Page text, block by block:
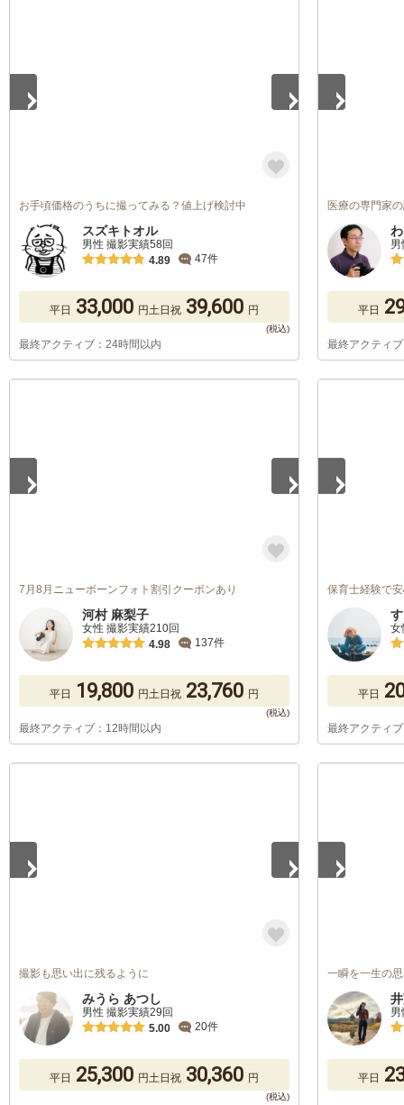
お手頃価格のうちに撮ってみる？値上げ検討中
スズキトオル
男性 撮影実績58回
4.89
47件
平日 33,000 円土日祝 39,600 円
最終アクティブ：24時間以内
医療の専門家
平日
最終アクティ
7月8月ニューボーンフォト割引クーポンあり
河村 麻梨子
女性 撮影実績210回
4.98
137件
平日 19,800 円土日祝 23,760 円
最終アクティブ：12時間以内
保育士経験で
女
平日
最終アクティ
撮影も思い出に残るように
みうら あつし
男性 撮影実績29回
5.00
20件
平日 25,300 円土日祝 30,360 円
一瞬を一生の
平日